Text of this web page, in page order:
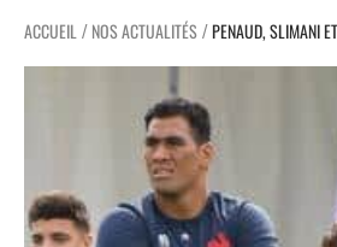
ACCUEIL / NOS ACTUALITÉS /PENAUD, SLIMANI